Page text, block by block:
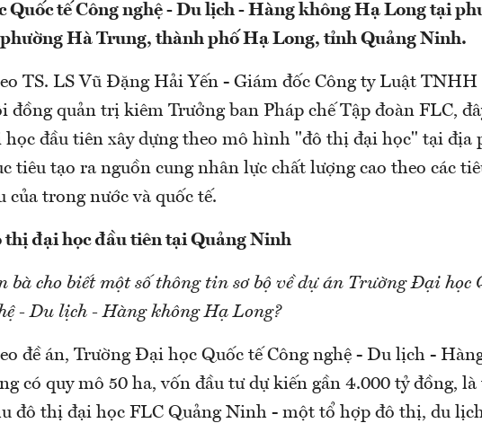
Quốc tế Công nghệ - Du lịch - Hàng không Hạ Long tại
Hà Trung, thành phố Hạ Long, tỉnh Quảng Ninh.
TS. LS Vũ Đặng Hải Yến - Giám đốc Công ty Luật TNHH
đồng quản trị kiêm Trưởng ban Pháp chế Tập đoàn FLC,
học đầu tiên xây dựng theo mô hình "đô thị đại học" tại địa
tiêu tạo ra nguồn cung nhân lực chất lượng cao theo các
của trong nước và quốc tế.
thị đại học đầu tiên tại Quảng Ninh
bà cho biết một số thông tin sơ bộ về dự án Trường Đại học
- Du lịch - Hàng không Hạ Long?
đề án, Trường Đại học Quốc tế Công nghệ - Du lịch -
có quy mô 50 ha, vốn đầu tư dự kiến gần 4.000 tỷ đồng,
đô thị đại học FLC Quảng Ninh - một tổ hợp đô thị, du